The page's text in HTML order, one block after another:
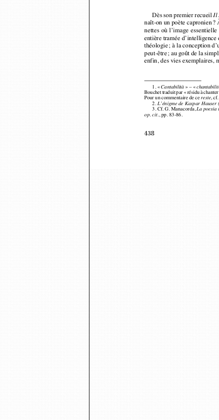
nettes où l’image
entière tramée
théologie; à la conception
peut-être; au goût de la
enfin, des vies
438
Bouchet traduit par « résidu à
Pour un commentaire de ce reste,
2. L’énigme de Kaspar
3. Cf. G. Manacorda, La
op. cit., pp. 83-86.